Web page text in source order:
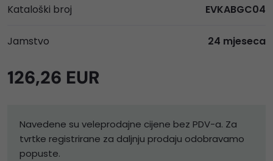
Kataloški broj EVKABGC04
Jamstvo 24 mjeseca
126,26 EUR
Navedene su veleprodajne cijene bez PDV-a. Za
tvrtke registrirane za daljnju prodaju odobravamo
popuste.